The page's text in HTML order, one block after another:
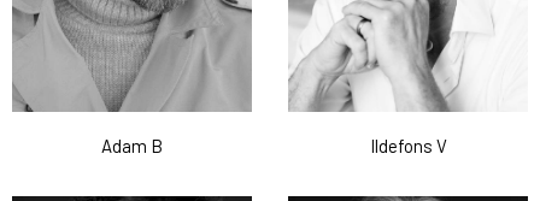
Adam B Ildefons V